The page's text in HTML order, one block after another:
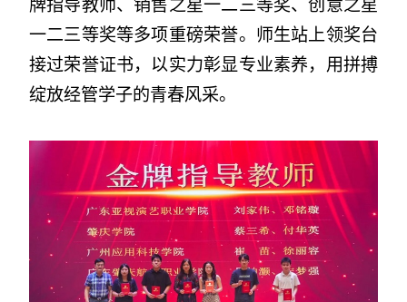
牌指导教师、销售之星一二三等奖、创意之星
一二三等奖等多项重磅荣誉。师生站上领奖台
接过荣誉证书，以实力彰显专业素养，用拼搏
绽放经管学子的青春风采。